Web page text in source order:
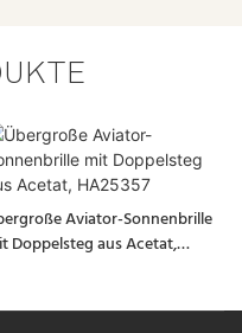
Aviator-Sonnenbrille
Doppelsteg aus Acetat,